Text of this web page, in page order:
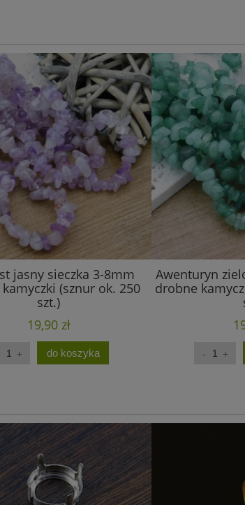
jasny sieczka 3-8mm
(sznur ok. 250
szt.)
19,90 zł
do koszyka
Awenturyn
drobne